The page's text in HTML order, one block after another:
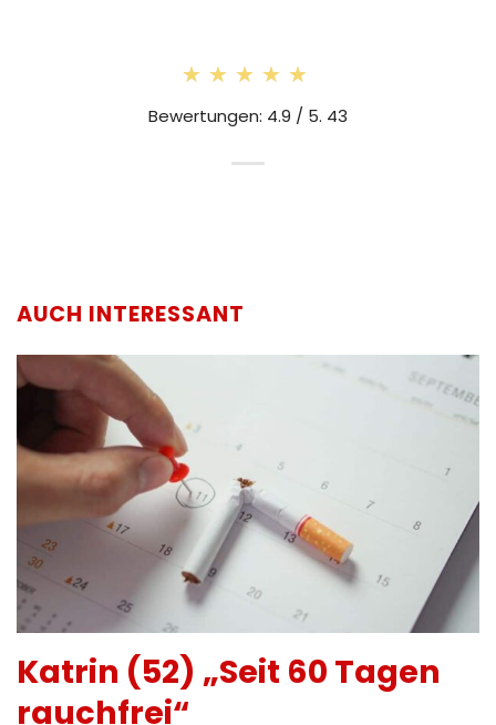
★★★★★
★★★★★
Bewertungen: 4.9 / 5. 43
AUCH INTERESSANT
Katrin (52) „Seit 60 Tagen
rauchfrei“